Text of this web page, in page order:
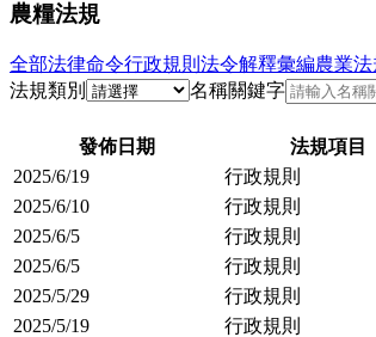
農糧法規
全部法律命令行政規則 法令解釋彙編農業
法規類別
名稱關鍵字
發佈日期
法規項目
2025/6/19
行政規則
2025/6/10
行政規則
2025/6/5
行政規則
2025/6/5
行政規則
2025/5/29
行政規則
2025/5/19
行政規則